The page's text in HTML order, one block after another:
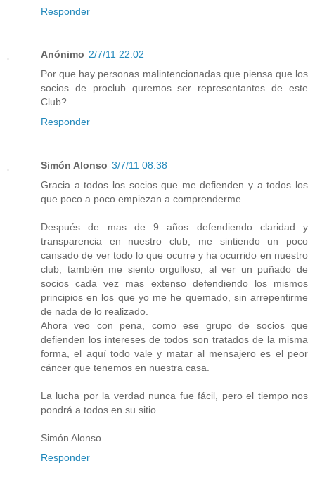
Responder
Anónimo 2/7/11 22:02
Por que hay personas malintencionadas que piensa que los
socios de proclub quremos ser representantes de este
Club?
Responder
Simón Alonso 3/7/11 08:38
Gracia a todos los socios que me defienden y a todos los
que poco a poco empiezan a comprenderme.
Después de mas de 9 años defendiendo claridad y
transparencia en nuestro club, me sintiendo un poco
cansado de ver todo lo que ocurre y ha ocurrido en nuestro
club, también me siento orgulloso, al ver un puñado de
socios cada vez mas extenso defendiendo los mismos
principios en los que yo me he quemado, sin arrepentirme
de nada de lo realizado.
Ahora veo con pena, como ese grupo de socios que
defienden los intereses de todos son tratados de la misma
forma, el aquí todo vale y matar al mensajero es el peor
cáncer que tenemos en nuestra casa.
La lucha por la verdad nunca fue fácil, pero el tiempo nos
pondrá a todos en su sitio.
Simón Alonso
Responder